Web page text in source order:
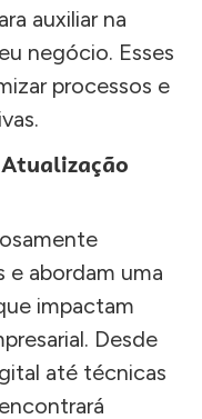
auxiliar na
negócio. Esses
processos e
e abordam uma
impactam
Desde
até técnicas